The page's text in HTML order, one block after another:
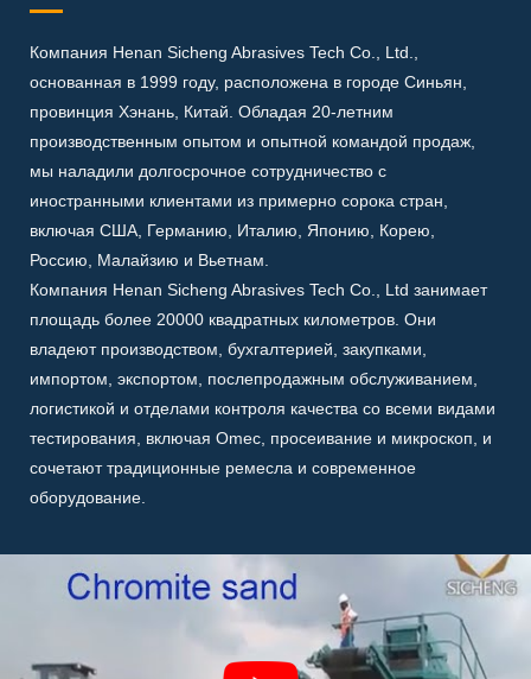
Компания Henan Sicheng Abrasives Tech Co., Ltd.,
основанная в 1999 году, расположена в городе Синьян,
провинция Хэнань, Китай. Обладая 20-летним
производственным опытом и опытной командой продаж,
мы наладили долгосрочное сотрудничество с
иностранными клиентами из примерно сорока стран,
включая США, Германию, Италию, Японию, Корею,
Россию, Малайзию и Вьетнам.
Компания Henan Sicheng Abrasives Tech Co., Ltd занимает
площадь более 20000 квадратных километров. Они
владеют производством, бухгалтерией, закупками,
импортом, экспортом, послепродажным обслуживанием,
логистикой и отделами контроля качества со всеми видами
тестирования, включая Omec, просеивание и микроскоп, и
сочетают традиционные ремесла и современное
оборудование.